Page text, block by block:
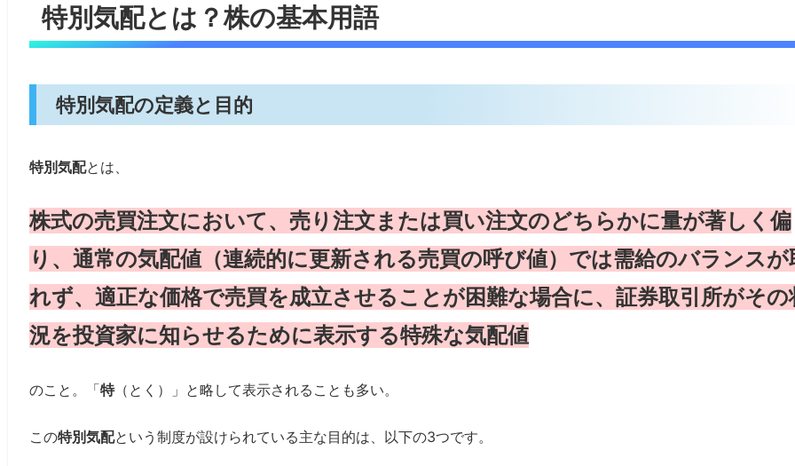
特別気配とは？株の基本用語
特別気配の定義と目的
特別気配とは、
株式の売買注文において、売り注文または買い注文のどちらかに量が著しく偏
り、通常の気配値（連続的に更新される売買の呼び値）では需給のバランスが
れず、適正な価格で売買を成立させることが困難な場合に、証券取引所がその
況を投資家に知らせるために表示する特殊な気配値
のこと。「特（とく）」と略して表示されることも多い。
この特別気配という制度が設けられている主な目的は、以下の3つです。